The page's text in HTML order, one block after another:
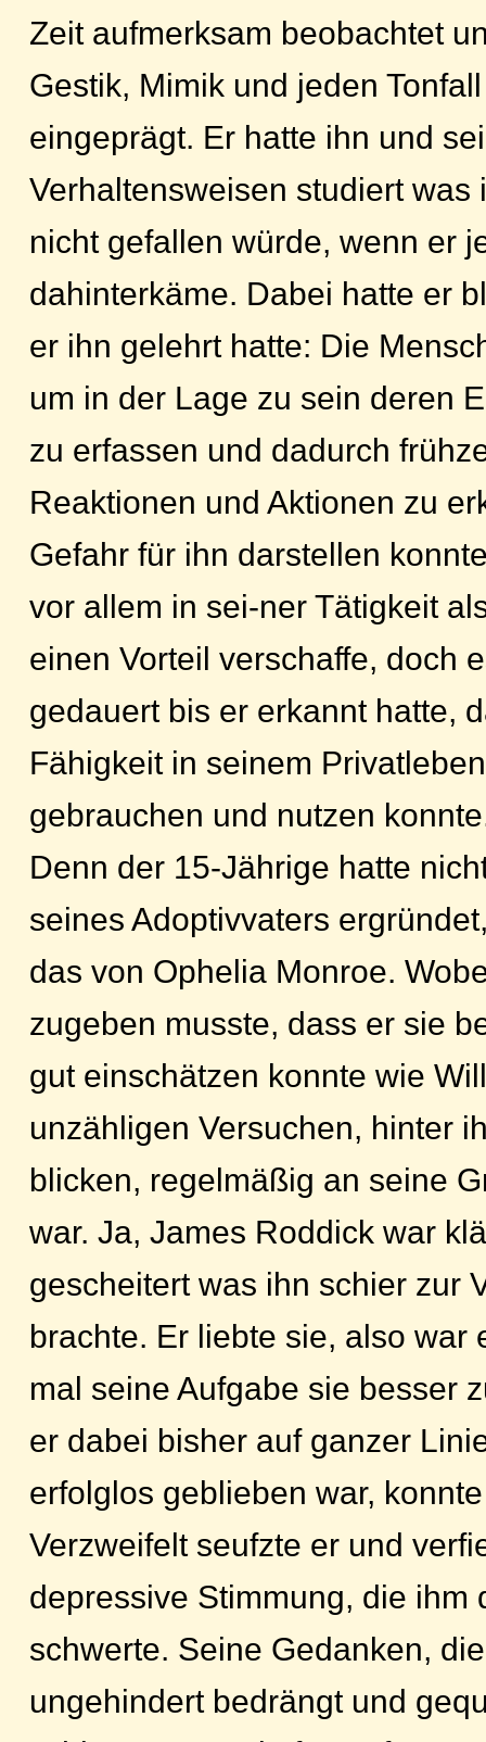
Zeit aufmerksam beobachtet
Gestik, Mimik und jeden
eingeprägt. Er hatte ihn und
Verhaltensweisen studiert was
nicht gefallen würde, wenn er
dahinterkäme. Dabei hatte er
er ihn gelehrt hatte: Die
um in der Lage zu sein deren
zu erfassen und dadurch
Reaktionen und Aktionen zu
Gefahr für ihn darstellen
vor allem in sei-ner Tätigkeit
einen Vorteil verschaffe, doch
gedauert bis er erkannt hatte,
Fähigkeit in seinem
gebrauchen und nutzen
Denn der 15-Jährige hatte
seines Adoptivvaters
das von Ophelia Monroe.
zugeben musste, dass er sie
gut einschätzen konnte wie
unzähligen Versuchen, hinter
blicken, regelmäßig an seine
war. Ja, James Roddick war
gescheitert was ihn schier zur
brachte. Er liebte sie, also war
mal seine Aufgabe sie besser
er dabei bisher auf ganzer
erfolglos geblieben war,
Verzweifelt seufzte er und
depressive Stimmung, die ihm
schwerte. Seine Gedanken,
ungehindert bedrängt und